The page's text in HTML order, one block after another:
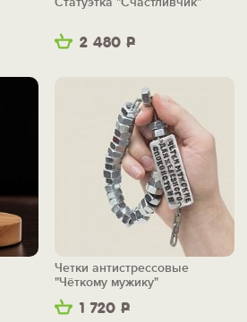
2 480 Р
1 720 Р
Четки антистрессовые
"Чёткому мужику"